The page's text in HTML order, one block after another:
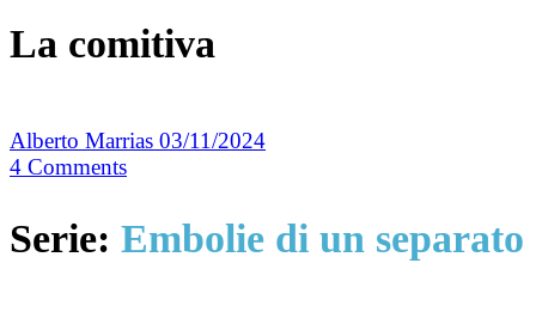
La comitiva
Alberto Marrias 03/11/2024
4 Comments
Serie: Embolie di un separato